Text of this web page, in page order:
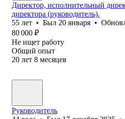
Директор, исполнительный
директора (руководитель).
55 лет • Был 20 января •
80 000 ₽
Не ищет работу
Общий опыт
20 лет 8 месяцев
Руководитель